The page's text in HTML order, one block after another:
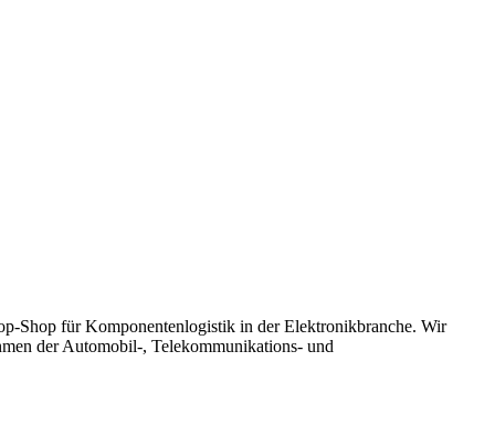
Shop für Komponentenlogistik in der Elektronikbranche. Wir
der Automobil-, Telekommunikations- und